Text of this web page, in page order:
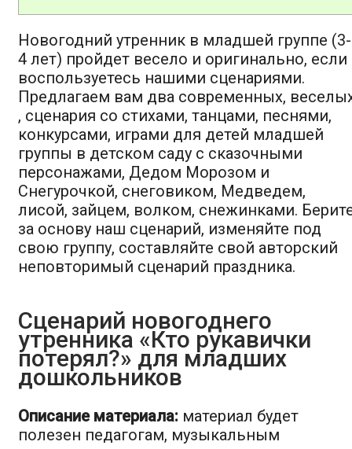
Новогодний утренник в младшей группе (3-
4 лет) пройдет весело и оригинально, если
воспользуетесь нашими сценариями.
Предлагаем вам два современных,
, сценария со стихами, танцами, песнями,
конкурсами, играми для детей младшей
группы в детском саду с сказочными
персонажами, Дедом Морозом и
Снегурочкой, снеговиком, Медведем,
лисой, зайцем, волком, снежинками.
за основу наш сценарий, изменяйте под
свою группу, составляйте свой авторский
неповторимый сценарий праздника.
Сценарий новогоднего
утренника «Кто рукавички
потерял?» для младших
дошкольников
Описание материала: материал будет
полезен педагогам, музыкальным